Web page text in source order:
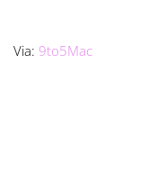
Via: 9to5Mac